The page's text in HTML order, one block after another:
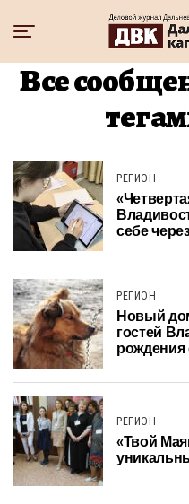
Все
РЕГИОН
себе
РЕГИОН
Новый
гостей
РЕГИОН
«Твой